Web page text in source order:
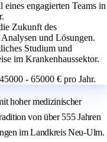
eines engagierten Teams in
Zukunft des
und Lösungen.
Studium und
im Krankenhaussektor.
- 65000 € pro Jahr.
hoher medizinischer
von über 555 Jahren
im Landkreis Neu-Ulm.